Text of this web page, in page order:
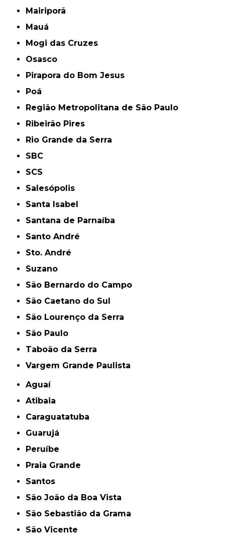
Mairiporã
Mauá
Mogi das Cruzes
Osasco
Pirapora do Bom Jesus
Poá
Região Metropolitana de São Paulo
Ribeirão Pires
Rio Grande da Serra
SBC
SCS
Salesópolis
Santa Isabel
Santana de Parnaíba
Santo André
Sto. André
Suzano
São Bernardo do Campo
São Caetano do Sul
São Lourenço da Serra
São Paulo
Taboão da Serra
Vargem Grande Paulista
Aguaí
Atibaia
Caraguatatuba
Guarujá
Peruíbe
Praia Grande
Santos
São João da Boa Vista
São Sebastião da Grama
São Vicente